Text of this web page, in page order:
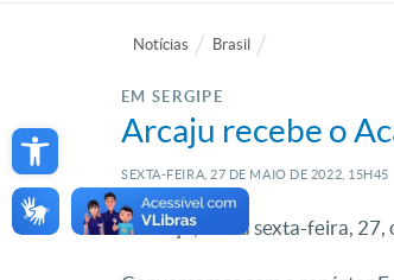
Open toolbar
Notícias Brasil
EM SERGIPE
Arcaju recebe o
SEXTA-FEIRA, 27 DE MAIO DE 2022, 15H45
Começa, nessa sexta-feira,